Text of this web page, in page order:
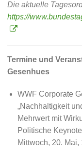
Die aktuelle
https://
Termine und
Gesenhues
WWF Corporate
„Nachhaltigkeit
Mehrwert mit
Politische Keynote
Mittwoch, 20. Mai,